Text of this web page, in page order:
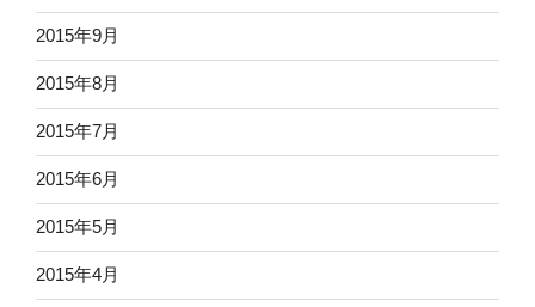
2015年9月
2015年8月
2015年7月
2015年6月
2015年5月
2015年4月